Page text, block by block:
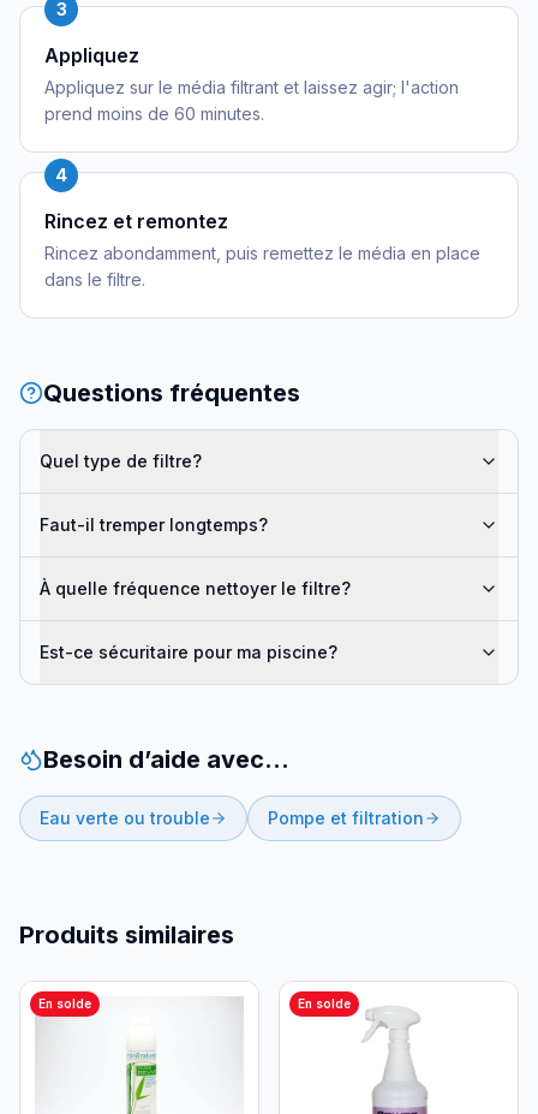
3
Appliquez
Appliquez sur le média filtrant et laissez agir; l'action
prend moins de 60 minutes.
4
Rincez et remontez
Rincez abondamment, puis remettez le média en place
dans le filtre.
Questions fréquentes
Quel type de filtre?
Faut-il tremper longtemps?
À quelle fréquence nettoyer le filtre?
Est-ce sécuritaire pour ma piscine?
Besoin d’aide avec…
Eau verte ou trouble Pompe et filtration
Produits similaires
En solde En solde